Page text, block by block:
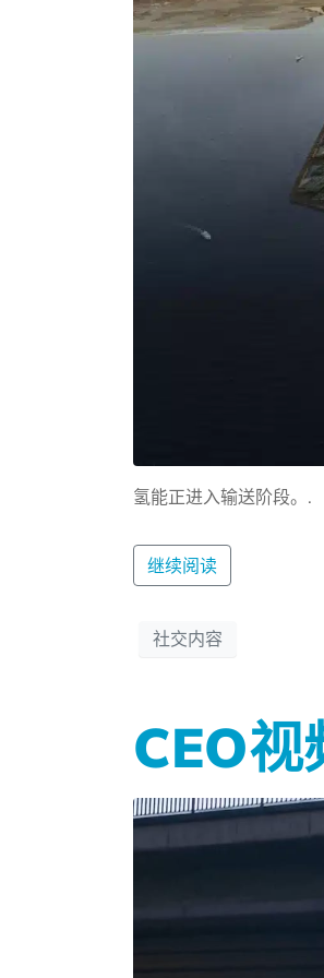
氢能正进入输送阶段。.
继续阅读
社交内容
CEO